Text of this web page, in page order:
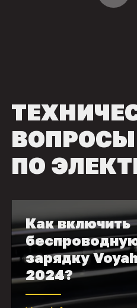
ВОПРОСЫ
ПО
Как включить
зарядку
2024?